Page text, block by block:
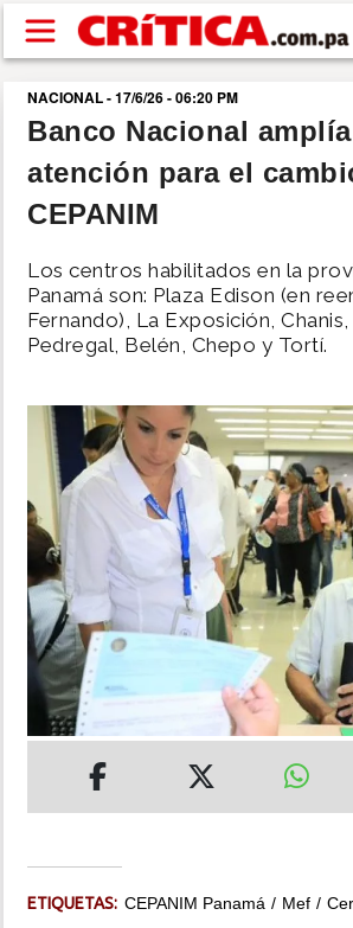
Pasar al contenido principal
buscar
SUCESOS
POLÍTICA
DEPORTES
MUNDO
INSÓLITAS
MULTIMEDIA
IMPRESO
NACIONAL - 17/6/26 - 06:20 PM
Banco Nacional
atención para el
CEPANIM
Los centros habilitados en la
Panamá son: Plaza Edison (en
Fernando), La Exposición,
Pedregal, Belén, Chepo y Tortí.
ETIQUETAS: CEPANIM Panamá Mef